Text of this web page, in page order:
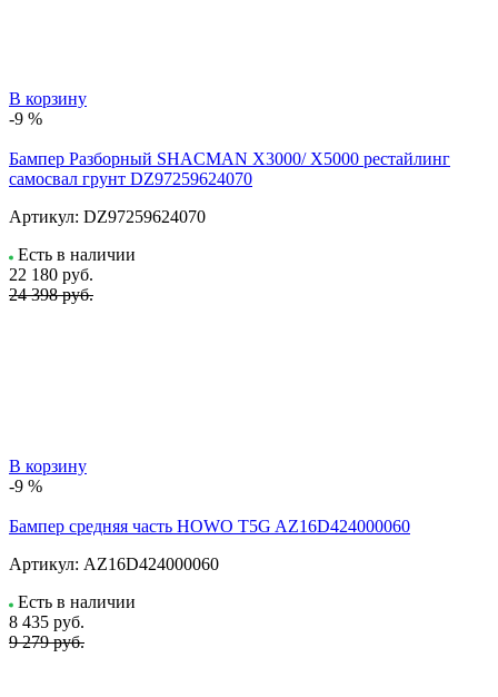
В корзину
-9 %
Бампер Разборный SHACMAN X3000/ X5000 рестайлинг
самосвал грунт DZ97259624070
Артикул: DZ97259624070
Есть в наличии
22 180 руб.
24 398 руб.
В корзину
-9 %
Бампер средняя часть HOWO T5G AZ16D424000060
Артикул: AZ16D424000060
Есть в наличии
8 435 руб.
9 279 руб.